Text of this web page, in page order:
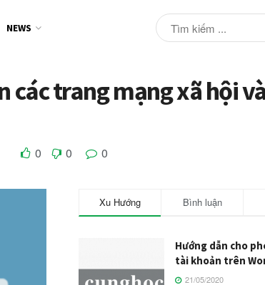
NEWS
các trang mạng xã hội
0 0 0
Xu Hướng Bình luận
Hướng dẫn cho
tài khoản trên
21/05/2020